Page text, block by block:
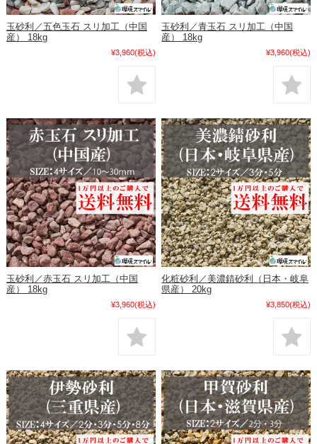
玉砂利／五色玉石 スリ加工（中国
産） 18kg
¥3,960(税込)
玉砂利／青玉石 スリ加工（中国
産） 18kg
¥3,960(税込)
玉砂利／赤玉石 スリ加工（中国
産） 18kg
¥3,960(税込)
化粧砂利／美濃錆砂利（日本・岐阜
県産） 20kg
¥3,850(税込)